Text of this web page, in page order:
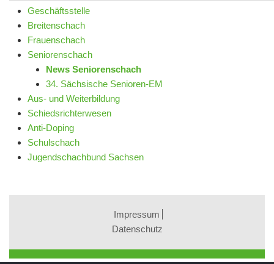
Geschäftsstelle
Breitenschach
Frauenschach
Seniorenschach
News Seniorenschach
34. Sächsische Senioren-EM
Aus- und Weiterbildung
Schiedsrichterwesen
Anti-Doping
Schulschach
Jugendschachbund Sachsen
Impressum
Datenschutz